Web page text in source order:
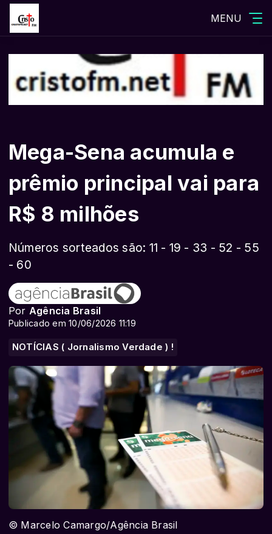
MENU
Mega-Sena acumula e
prêmio principal vai para
R$ 8 milhões
Números sorteados são: 11 - 19 - 33 - 52 - 55
- 60
Por Agência Brasil
Publicado em 10/06/2026 11:19
NOTÍCIAS ( Jornalismo Verdade ) !
© Marcelo Camargo/Agência Brasil